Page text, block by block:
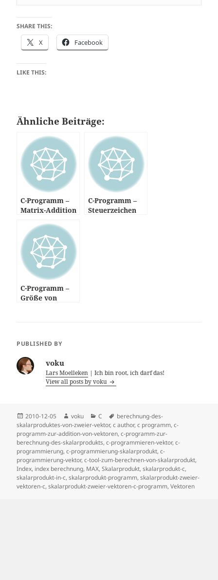
SHARE THIS:
X Facebook
LIKE THIS:
Ähnliche Beiträge:
C-Programm –
Matrix-Addition
C-Programm –
Steuerzeichen
C-Programm –
Größe von
PUBLISHED BY
voku
Lars Moelleken | Ich bin root, ich darf das!
View all posts by voku
Posted
on
2010-12-05 Author
voku Categories
C Tags
berechnung-des-
skalarproduktes-von-zweier-vektor,c author,c programm,c-
programm-zur-addition-von-vektoren,c-programm-zur-
berechnung-des-skalarprodukts,c-programmieren-vektor,c-
programmierung,c-programmierung-skalarprodukt,c-
programmierung-vektor,c-tool-zum-berechnen-von-skalarprodukt,
Index, index berechnung, MAX,Skalarprodukt,skalarprodukt-c,
skalarprodukt-in-c,skalarprodukt-programm,skalarprodukt-zweier-
vektoren-c,skalarprodukt-zweier-vektoren-c-programm,Vektoren